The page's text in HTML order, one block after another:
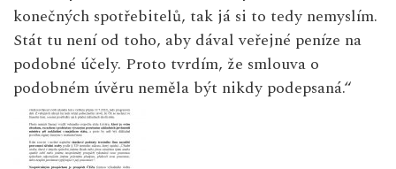
konečných spotřebitelů, tak já si to tedy nemyslím.
Stát tu není od toho, aby dával veřejné peníze na
podobné účely. Proto tvrdím, že smlouva o
podobném úvěru neměla být nikdy podepsaná.“